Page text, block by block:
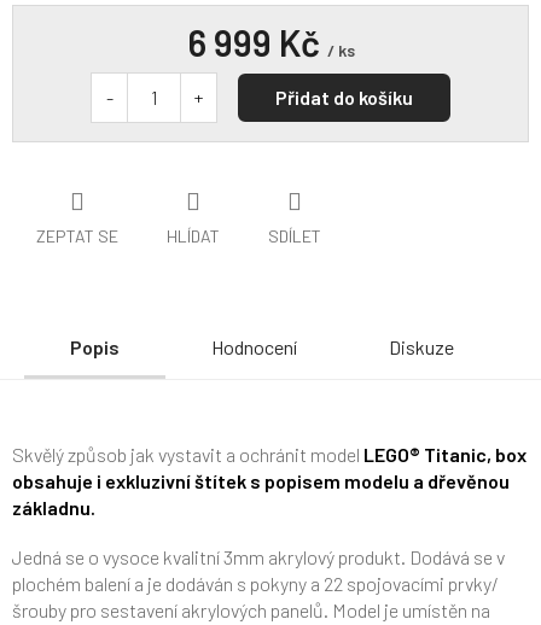
ZEPTAT SE HLÍDAT SDÍLET
6 999 Kč / ks
Přidat do košíku
Popis Hodnocení Diskuze
Skvělý způsob jak vystavit a ochránit model LEGO® Titanic, box
obsahuje i exkluzivní štítek s popisem modelu a dřevěnou
základnu.
Jedná se o vysoce kvalitní 3mm akrylový produkt. Dodává se v
plochém balení a je dodáván s pokyny a 22 spojovacími prvky/
šrouby pro sestavení akrylových panelů. Model je umístěn na